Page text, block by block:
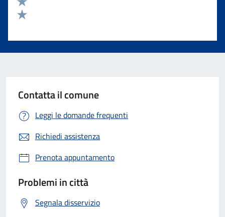
Valuta 2 stelle su 5
Contatta il comune
Leggi le domande frequenti
Richiedi assistenza
Prenota appuntamento
Problemi in città
Segnala disservizio